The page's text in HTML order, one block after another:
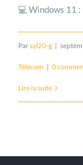
💻 Windows 11 :
Parsyl20-g |
Télécom | 0
Lire la suite